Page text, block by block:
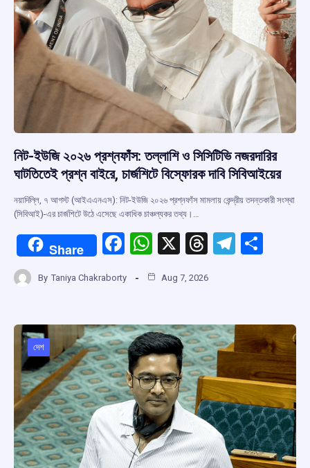
নিট-ইউজি ২০২৬ প্রশ্নফাঁস: তল্লাশি ও সিসিটিভি নজরদারির
ঘাটতিতেই প্রশ্ন বাইরে, চার্জশিটে বিস্ফোরক দাবি সিবিআইয়ের
নয়াদিল্লি, ৭ আগস্ট (আইএএনএস): নিট-ইউজি ২০২৬ প্রশ্নফাঁস মামলায় কেন্দ্রীয় তদন্তকারী সংস্থা
(সিবিআই)-এর চার্জশিটে উঠে এসেছে একাধিক চাঞ্চল্যকর তথ্য।…
Share
F
ce
o
o
k
W
h
at
A
p
p
X
T
e
d
s
T
a
m
By Taniya Chakraborty Aug 7, 2026
দেশ